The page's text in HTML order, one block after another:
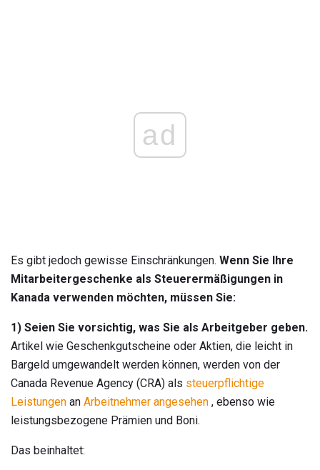
ad
Es gibt jedoch gewisse Einschränkungen. Wenn Sie Ihre
Mitarbeitergeschenke als Steuerermäßigungen in
Kanada verwenden möchten, müssen Sie:
1) Seien Sie vorsichtig, was Sie als Arbeitgeber geben.
Artikel wie Geschenkgutscheine oder Aktien, die leicht in
Bargeld umgewandelt werden können, werden von der
Canada Revenue Agency (CRA) als steuerpflichtige
Leistungen an Arbeitnehmer angesehen , ebenso wie
leistungsbezogene Prämien und Boni.
Das beinhaltet: